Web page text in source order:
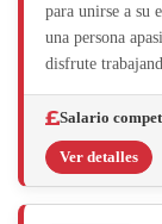
para unirse a su
una persona
disfrute
Salario
Ver detalles